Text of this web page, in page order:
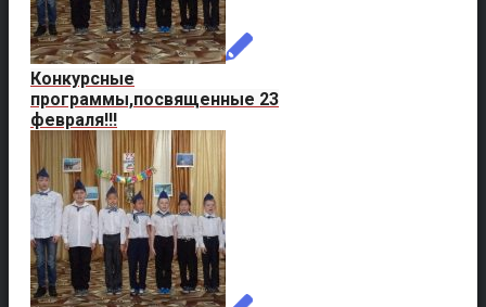
Конкурсные
программы,посвященные 23
февраля!!!